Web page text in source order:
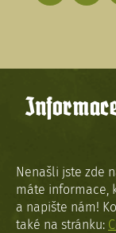
Nenašli jste zde
máte informace,
a napište nám!
také na stránku: